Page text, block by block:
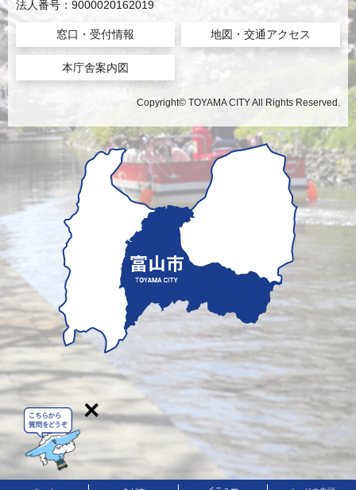
法人番号：9000020162019
窓口・受付情報 地図・交通アクセス
本庁舎案内図
Copyright© TOYAMA CITY All Rights Reserved.
×